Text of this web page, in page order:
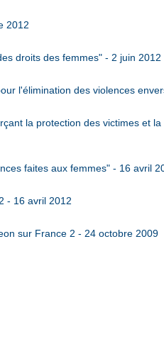
2012
droits des femmes" - 2 juin 2012
l'élimination des violences
la protection des victimes et
faites aux femmes" - 16 avril
- 16 avril 2012
sur France 2 - 24 octobre 2009